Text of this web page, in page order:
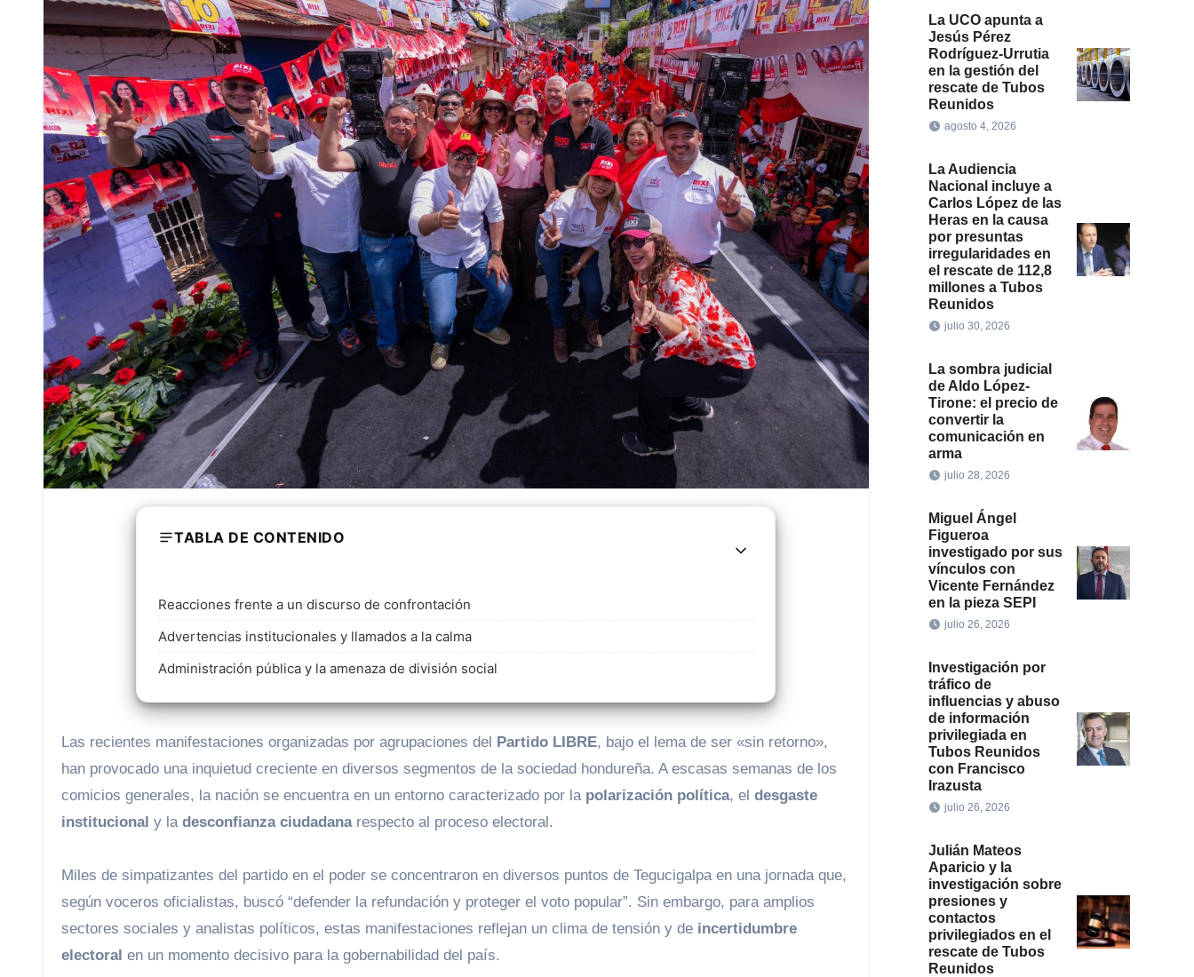
TABLA DE CONTENIDO
Reacciones frente a un discurso de confrontación
Advertencias institucionales y llamados a la calma
Administración pública y la amenaza de división social
Las recientes manifestaciones organizadas por agrupaciones del Partido LIBRE, bajo el lema de ser «sin retorno»,
han provocado una inquietud creciente en diversos segmentos de la sociedad hondureña. A escasas semanas de los
comicios generales, la nación se encuentra en un entorno caracterizado por la polarización política, el desgaste
institucional y la desconfianza ciudadanarespecto al proceso electoral.
Miles de simpatizantes del partido en el poder se concentraron en diversos puntos de Tegucigalpa en una jornada que,
según voceros oficialistas, buscó “defender la refundación y proteger el voto popular”. Sin embargo, para amplios
sectores sociales y analistas políticos, estas manifestaciones reflejan un clima de tensión y de incertidumbre
electoral en un momento decisivo para la gobernabilidad del país.
La UCO apunta a
Jesús Pérez
Rodríguez-Urrutia
en la gestión del
rescate de Tubos
Reunidos
agosto 4, 2026
La Audiencia
Nacional incluye a
Carlos López de las
Heras en la causa
por presuntas
irregularidades en
el rescate de 112,8
millones a Tubos
Reunidos
julio 30, 2026
La sombra judicial
de Aldo López-
Tirone: el precio de
convertir la
comunicación en
arma
julio 28, 2026
Miguel Ángel
Figueroa
investigado por sus
vínculos con
Vicente Fernández
en la pieza SEPI
julio 26, 2026
Investigación por
tráfico de
influencias y abuso
de información
privilegiada en
Tubos Reunidos
con Francisco
Irazusta
julio 26, 2026
Julián Mateos
Aparicio y la
investigación sobre
presiones y
contactos
privilegiados en el
rescate de Tubos
Reunidos